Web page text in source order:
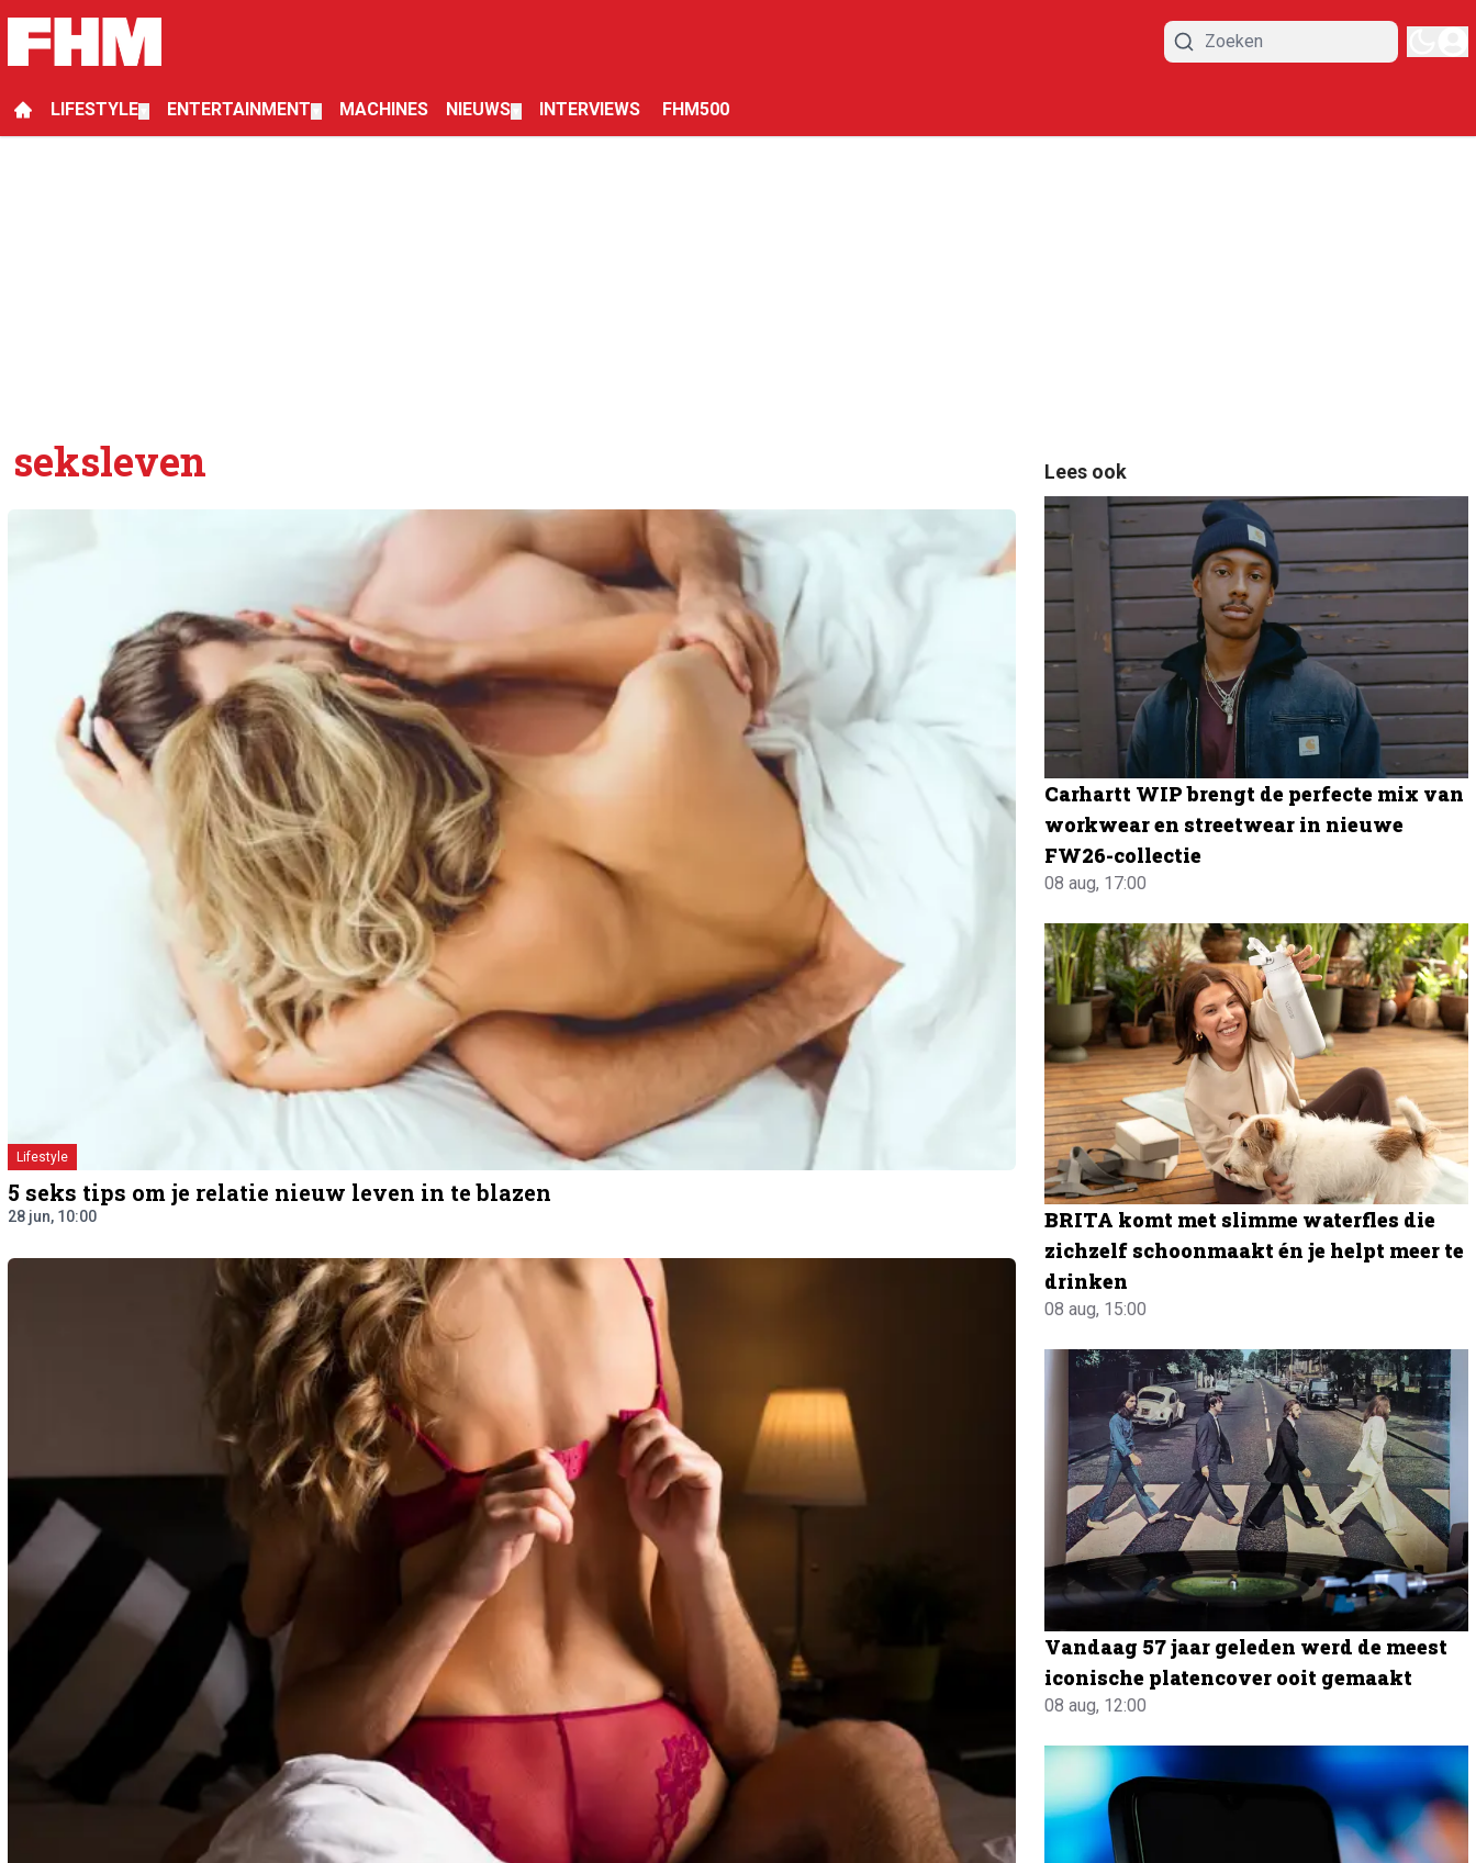
LIFESTYLE ENTERTAINMENT MACHINES NIEUWS INTERVIEWS FHM500
seksleven
Lifestyle
5 seks tips om je relatie nieuw leven in te blazen
28 jun, 10:00
Lees ook
Carhartt WIP brengt de perfecte mix van
workwear en streetwear in nieuwe
FW26-collectie
08 aug, 17:00
BRITA komt met slimme waterfles die
zichzelf schoonmaakt én je helpt meer te
drinken
08 aug, 15:00
Vandaag 57 jaar geleden werd de meest
iconische platencover ooit gemaakt
08 aug, 12:00